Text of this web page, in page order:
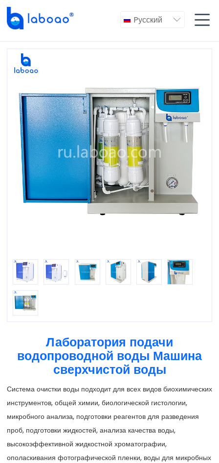
Pусский  
Лаборатория подачи
водопроводной воды Машина
сверхчистой воды
Система очистки воды подходит для всех видов биохимических
инструментов, общей химии, биологической гистологии,
микробного анализа, подготовки реагентов для разведения
проб, подготовки жидкостей, анализа качества воды,
высокоэффективной жидкостной хроматографии,
ополаскивания фотографической пленки, воды для микробных